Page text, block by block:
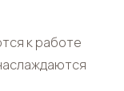
к работе